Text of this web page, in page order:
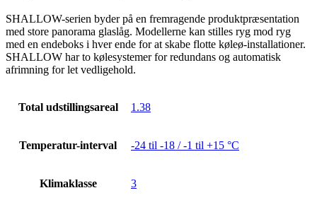
SHALLOW-serien byder på en fremragende produktpræsentation
med store panorama glaslåg. Modellerne kan stilles ryg mod ryg
med en endeboks i hver ende for at skabe flotte køleø-installationer.
SHALLOW har to kølesystemer for redundans og automatisk
afrimning for let vedligehold.
Total udstillingsareal 1.38
Temperatur-interval -24 til -18 / -1 til +15 °C
Klimaklasse 3